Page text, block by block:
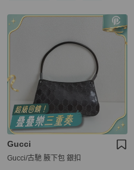
Gucci
Gucci/古馳 腋下包 銀扣